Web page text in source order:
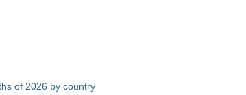
of 2026 by country